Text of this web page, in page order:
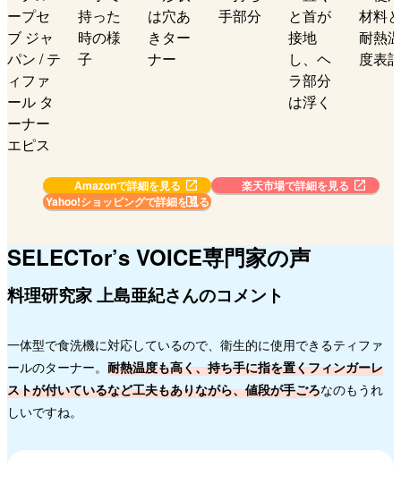
Amazonで詳細を見る
楽天市場で詳細を見る
Yahoo!ショッピングで詳細を見る
SELECTor’s VOICE専門家の声
料理研究家 上島亜紀さんのコメント
一体型で食洗機に対応しているので、衛生的に使用できるティファ
ールのターナー。 耐熱温度も高く、持ち手に指を置くフィンガーレ
ストが付いているなど工夫もありながら、値段が手ごろなのもうれ
しいですね。